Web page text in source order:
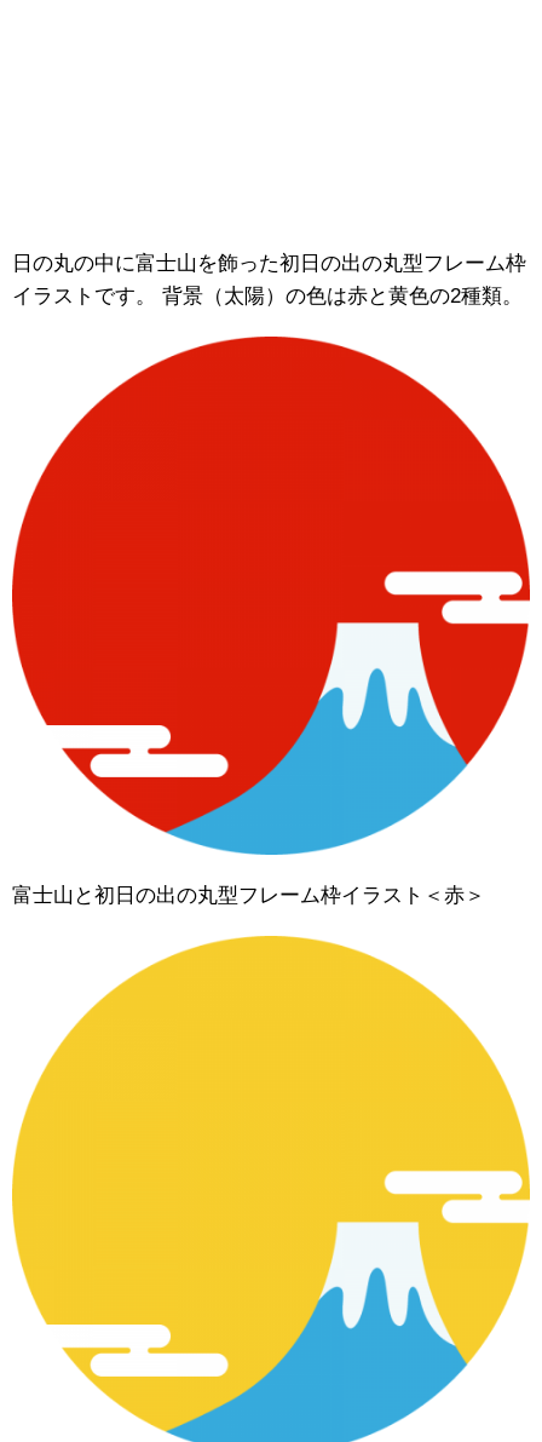
日の丸の中に富士山を飾った初日の出の丸型フレーム枠
イラストです。 背景（太陽）の色は赤と黄色の2種類。
富士山と初日の出の丸型フレーム枠イラスト＜赤＞